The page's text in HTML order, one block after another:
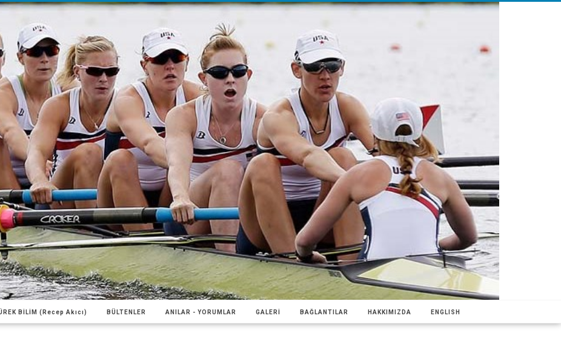
BİLİM (Recep Akıcı) BÜLTENLER ANILAR - YORUMLAR GALERİ BAĞLANTILAR HAKKIMIZDA ENGLISH